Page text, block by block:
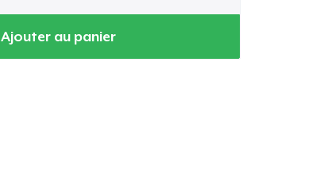
Ajouter au panier